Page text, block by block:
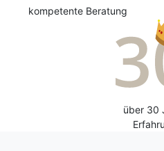
kompetente Beratung
über 30